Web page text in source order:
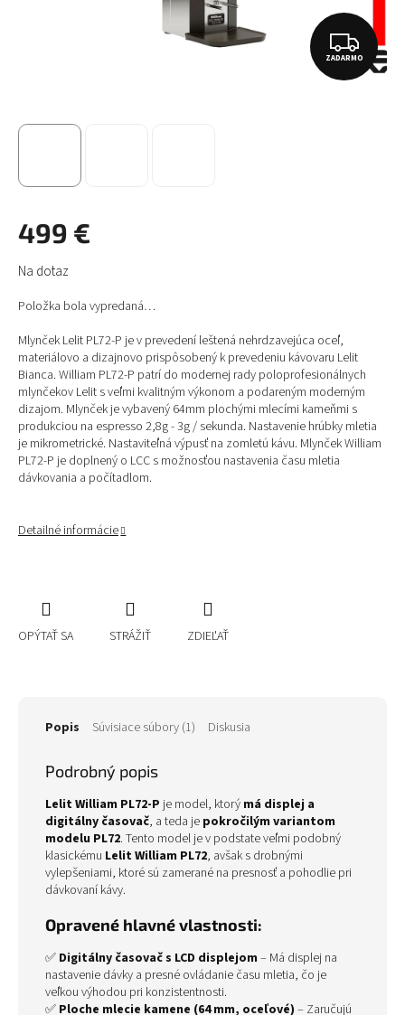
Z
A
ZADARMO
499 €
Jednotková
cena:
Na dotaz
Položka bola vypredaná…
Mlynček Lelit PL72-P je v prevedení leštená nehrdzavejúca oceľ,
materiálovo a dizajnovo prispôsobený k prevedeniu kávovaru Lelit
Bianca. William PL72-P patrí do modernej rady poloprofesionálnych
mlynčekov Lelit s veľmi kvalitným výkonom a podareným moderným
dizajom. Mlynček je vybavený 64mm plochými mlecími kameňmi s
produkciou na espresso 2,8g - 3g / sekunda. Nastavenie hrúbky mletia
je mikrometrické. Nastaviteľná výpusť na zomletú kávu. Mlynček William
PL72-P je doplnený o LCC s možnosťou nastavenia času mletia
dávkovania a počítadlom.
Detailné informácie
OPÝTAŤ SA STRÁŽIŤ ZDIEĽAŤ
Popis Súvisiace súbory (1) Diskusia
Podrobný popis
Lelit William PL72-P je model, ktorý má displej a
digitálny časovač, a teda je pokročilým variantom
modelu PL72. Tento model je v podstate veľmi podobný
klasickému Lelit William PL72, avšak s drobnými
vylepšeniami, ktoré sú zamerané na presnosť a pohodlie pri
dávkovaní kávy.
Opravené hlavné vlastnosti:
✅ Digitálny časovač s LCD displejom – Má displej na
nastavenie dávky a presné ovládanie času mletia, čo je
veľkou výhodou pri konzistentnosti.
✅ Ploche mlecie kamene (64 mm, oceľové) – Zaručujú